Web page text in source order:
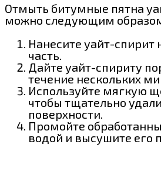
Отмыть битумные пятна
можно следующим
Нанесите уайт-спирит
часть.
Дайте уайт-спириту
течение нескольких
Используйте мягкую
чтобы тщательно
поверхности.
Промойте
водой и высушите его